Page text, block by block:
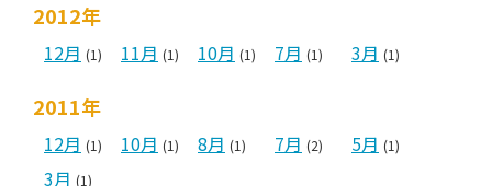
2012年
12月 (1) 11月 (1) 10月 (1) 7月 (1) 3月 (1)
2011年
12月 (1) 10月 (1) 8月 (1) 7月 (2) 5月 (1)
3月 (1)